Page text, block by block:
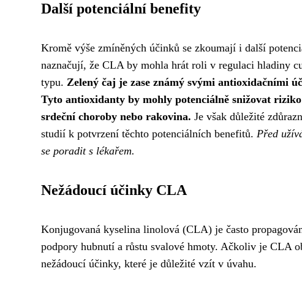
Další potenciální benefity
Kromě výše zmíněných účinků se zkoumají i další
naznačují, že CLA by mohla hrát roli v regulaci hladiny
typu. Zelený čaj je zase známý svými antioxidačními
Tyto antioxidanty by mohly potenciálně snižovat
srdeční choroby nebo rakovina. Je však důležité
studií k potvrzení těchto potenciálních benefitů. Před
se poradit s lékařem.
Nežádoucí účinky CLA
Konjugovaná kyselina linolová (CLA) je často
podpory hubnutí a růstu svalové hmoty. Ačkoliv je CLA
nežádoucí účinky, které je důležité vzít v úvahu.